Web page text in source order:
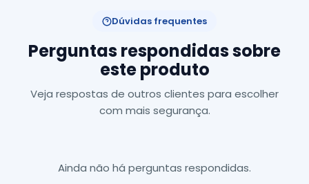
Dúvidas frequentes
Perguntas respondidas sobre
este produto
Veja respostas de outros clientes para escolher
com mais segurança.
Ainda não há perguntas respondidas.